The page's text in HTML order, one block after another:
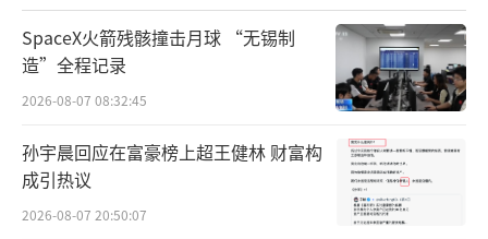
SpaceX火箭残骸撞击月球 “无锡制
造”全程记录
2026-08-07 08:32:45
孙宇晨回应在富豪榜上超王健林 财富构
成引热议
2026-08-07 20:50:07